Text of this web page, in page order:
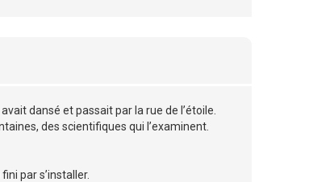
dansé et passait par la rue de l’étoile.
des scientifiques qui l’examinent.
par s’installer.